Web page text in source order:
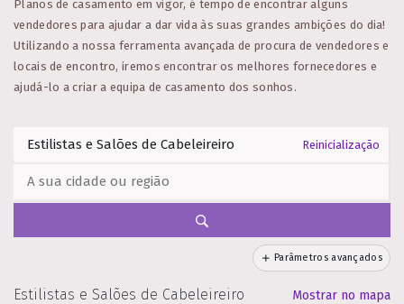
Planos de casamento em vigor, é tempo de encontrar alguns
vendedores para ajudar a dar vida às suas grandes ambições do dia!
Utilizando a nossa ferramenta avançada de procura de vendedores e
locais de encontro, iremos encontrar os melhores fornecedores e
ajudá-lo a criar a equipa de casamento dos sonhos.
Reinicialização
Parâmetros avançados
Estilistas e Salões de Cabeleireiro Mostrar no mapa